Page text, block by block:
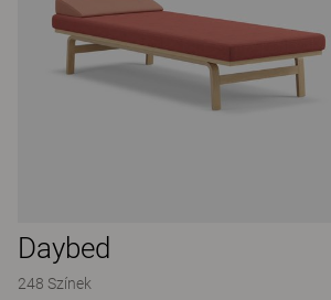
Daybed
248 Színek